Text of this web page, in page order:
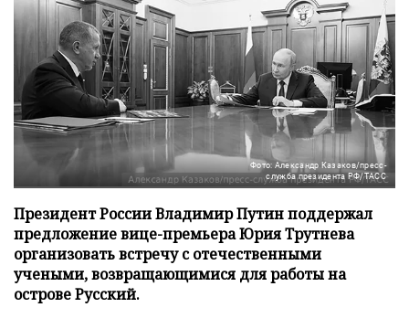
Фото: Александр Казаков/пресс-
служба президента РФ/ТАСС
Президент России Владимир Путин поддержал
предложение вице-премьера Юрия Трутнева
организовать встречу с отечественными
учеными, возвращающимися для работы на
острове Русский.